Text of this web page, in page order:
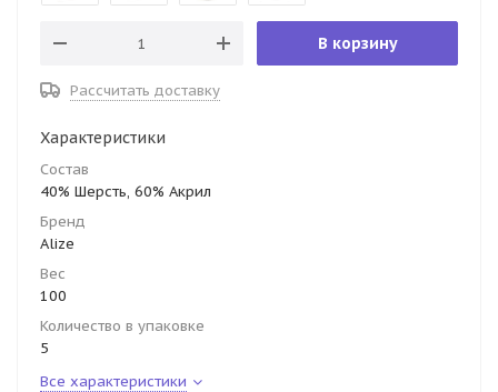
В корзину
Рассчитать доставку
Характеристики
Состав
40% Шерсть, 60% Акрил
Бренд
Alize
Вес
100
Количество в упаковке
5
Все характеристики